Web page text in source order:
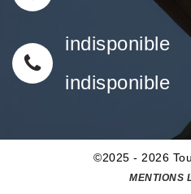
indisponible
indisponible
©2025 - 2026
MENTIONS